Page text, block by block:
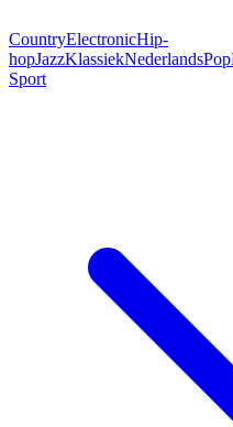
CountryElectronicHip-
hopJazzKlassiekNederlandsPop
Sport